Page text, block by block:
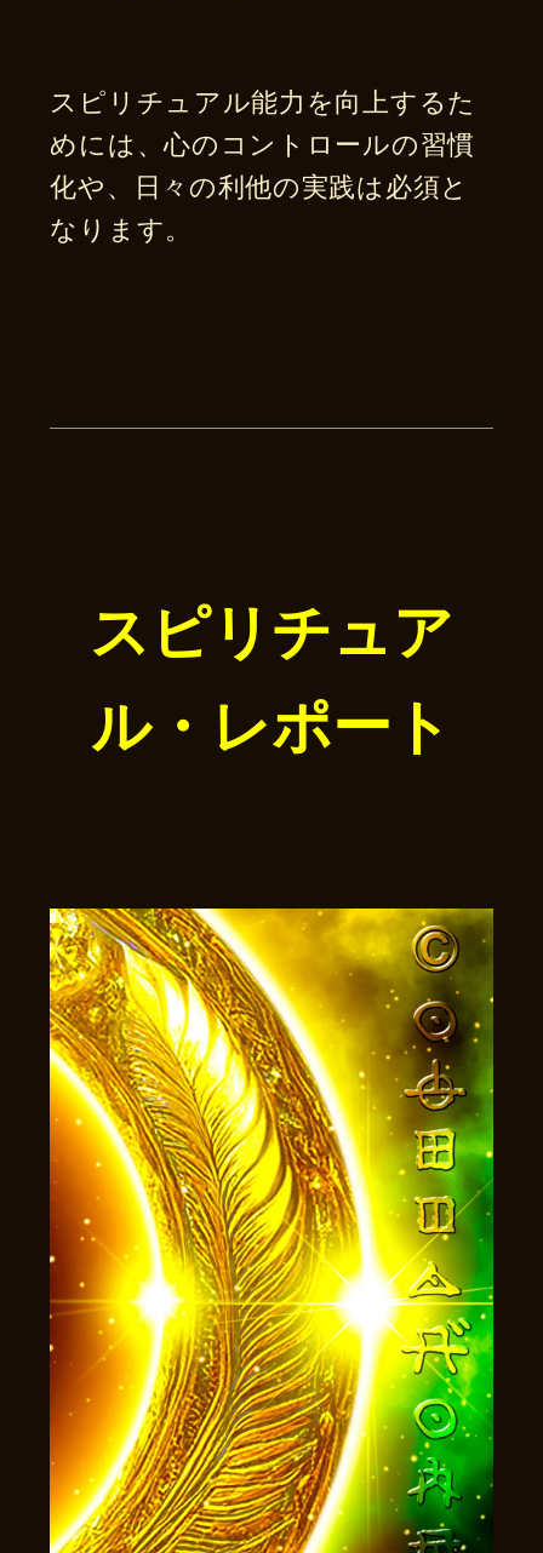
スピリチュアル能力を向上するた
めには、心のコントロールの習慣
化や、日々の利他の実践は必須と
なります。
スピリチュア
ル・レポート